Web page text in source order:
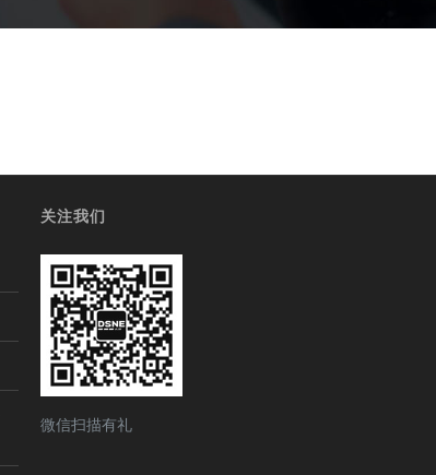
关注我们
微信扫描有礼